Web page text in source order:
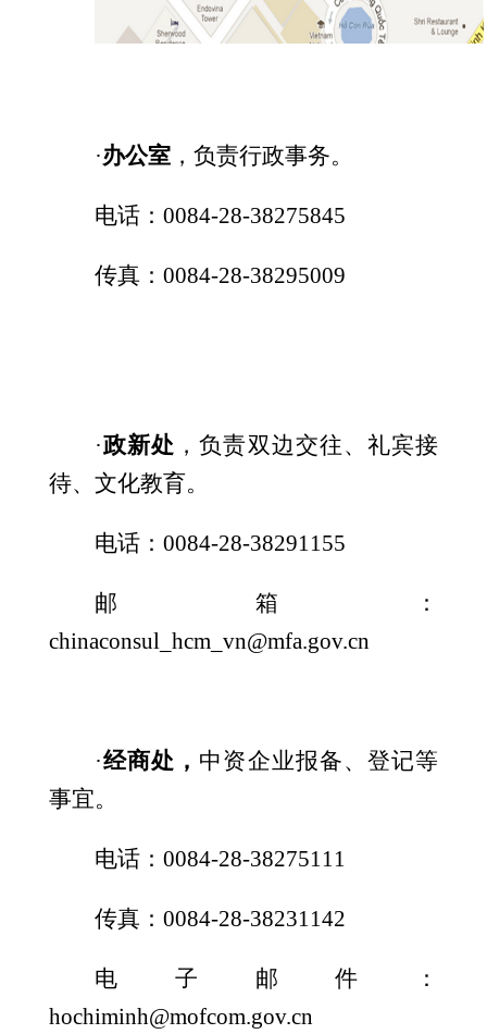
·办公室 ，负责行政事务。
电话：0084-28-38275845
传真：0084-28-38295009
·政新处 ，负责双边交往、 礼宾接
待、文化教育。
电话：0084-28-38291155
邮箱：
chinaconsul_hcm_vn@mfa.gov.cn
·经商处， 中资企业报备、登记等
事宜。
电话：0084-28-38275111
传真：0084-28-38231142
电子邮件：
hochiminh@mofcom.gov.cn